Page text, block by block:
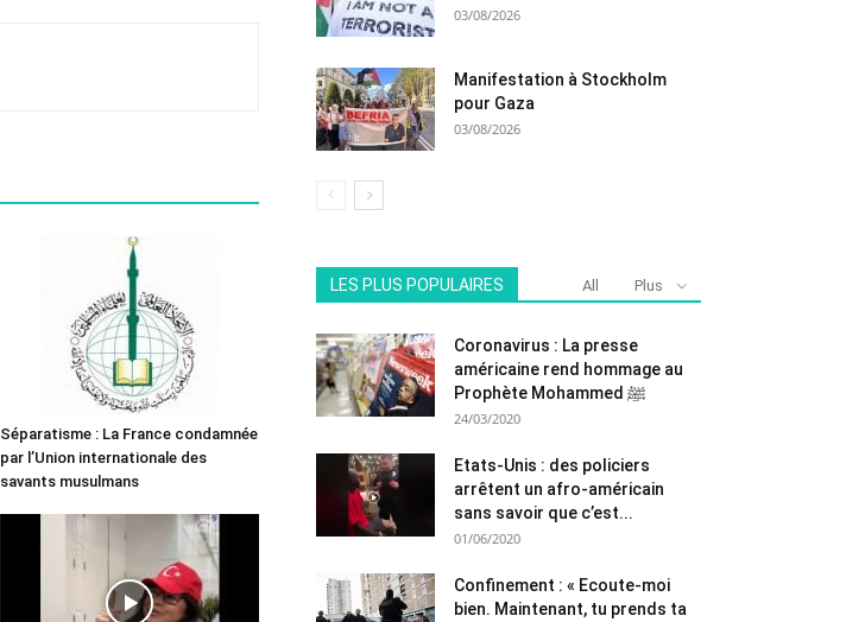
Séparatisme : La France condamnée
par l’Union internationale des
savants musulmans
03/08/2026
Manifestation à Stockholm
pour Gaza
03/08/2026
LES PLUS POPULAIRES All Plus
Coronavirus : La presse
américaine rend hommage au
Prophète Mohammed ﷺ
24/03/2020
Etats-Unis : des policiers
arrêtent un afro-américain
sans savoir que c’est...
01/06/2020
Confinement : « Ecoute-moi
bien. Maintenant, tu prends ta